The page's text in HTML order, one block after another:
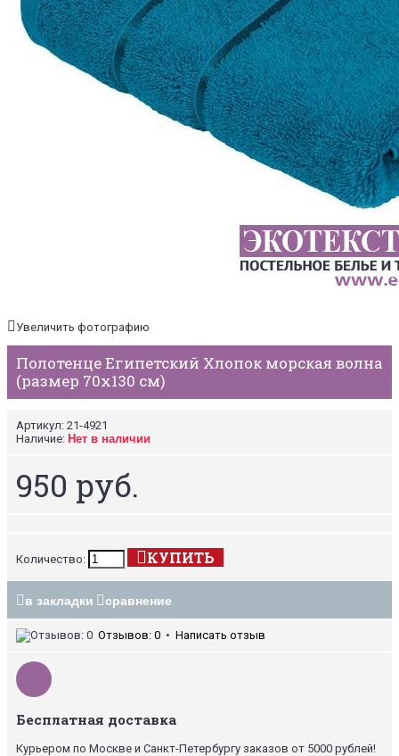
Увеличить фотографию
Полотенце Египетский Хлопок морская волна
(размер 70х130 см)
Артикул: 21-4921
Наличие: Нет в наличии
950 руб.
Количество: КУПИТЬ
в закладки сравнение
Отзывов: 0 • Написать отзыв
Бесплатная доставка
Курьером по Москве и Санкт-Петербургу заказов от 5000 рублей!